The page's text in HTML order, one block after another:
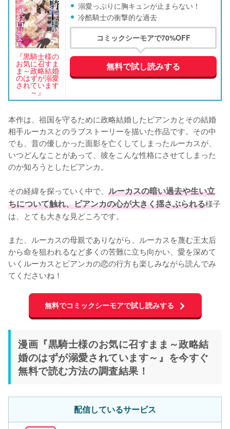
『黒騎士様の
お気に召すま
ま～政略結婚
のはずが溺愛
されています
～』
溺愛っぷりに胸キュンが止まらない！
冷酷騎士の衝撃的な過去
コミックシーモアで70%OFF
無料で試し読みする
本作は、祖国を守るために政略結婚したビアンカとその結婚
相手ルーカスとのラブストーリーを描いた作品です。その中
でも、昔の優しかった面影を亡くしてしまったルーカスが、
いつどんなことがあって、彼をこんな性格にさせてしまった
のか知ろうとしたビアンカ。
その経緯を探っていく中で、 ルーカスの暗い過去や生い立
ちについて触れ、ビアンカの心が大きく揺さぶられる様子
は、とても大きな見どころです。
また、ルーカスの母親でありながら、ルーカスを蔑む王太后
から命を狙われるなど多くの苦難に立ち向かい、愛を深めて
いくルーカスとビアンカの恋の行方も楽しみながら読んでみ
てくださいね！
無料でコミックシーモアで試し読みする
漫画『黒騎士様のお気に召すまま～政略結
婚のはずが溺愛されています～』を今すぐ
無料で読む方法の調査結果！
配信しているサービス